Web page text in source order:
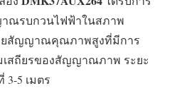
ณรบกวนไฟฟ้าในสภาพ
ยสัญญาณคุณภาพสูงที่มีการ
เสถียรของสัญญาณภาพ ระยะ
3-5 เมตร